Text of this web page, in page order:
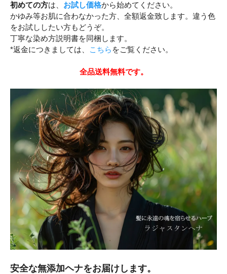
初めての方は、 お試し価格から始めてください。
かゆみ等お肌に合わなかった方、全額返金致します。違う色
をお試ししたい方もどうぞ。
丁寧な染め方説明書を同梱します。
*返金につきましては、
こちら をご覧ください。
全品送料無料です。
安全な無添加ヘナをお届けします。